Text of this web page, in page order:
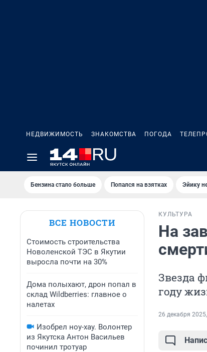
НЕДВИЖИМОСТЬ ЗНАКОМСТВА ПОГОДА
Бензина стало больше Попался на взятках Эйику
ВСЕ НОВОСТИ
Стоимость строительства
Новоленской ТЭС в Якутии
выросла почти на 30%
Дома полыхают, дрон попал в
склад Wildberries: главное о
налетах
Изобрел ноу-хау. Волонтер
из Якутска Антон Васильев
починил тротуар
КУЛЬТУРА
На
Звезда
году
26 декабря